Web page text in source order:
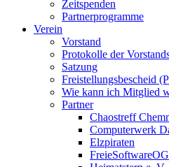
Zeitspenden
Partnerprogramme
Verein
Vorstand
Protokolle der
Satzung
Freistellungsbescheid
Wie kann ich Mitglied
Partner
Chaostreff
Computerwerk
Elzpiraten
FreieSoftwareOG